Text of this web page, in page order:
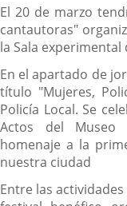
El 20 de marzo
cantautoras"
la Sala
En el apartado de
título "Mujeres,
Policía Local. Se
Actos del Museo
homenaje a la
nuestra ciudad
Entre las